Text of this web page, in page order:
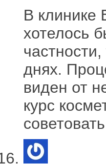
В клинике
хотелось
днях.
виден от
курс